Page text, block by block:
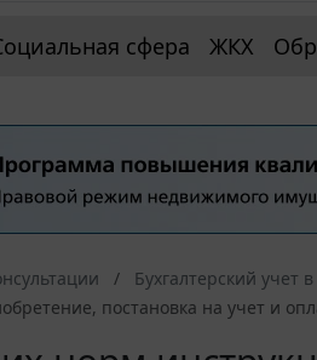
сфера ЖКХ
Бухгалтерский учет
постановка на учет и